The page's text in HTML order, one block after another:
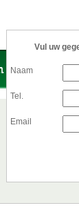
Blog
Vul uw
Naam
Tel.
Email